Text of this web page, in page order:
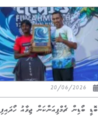
20/06/2026
ބޮޑީ ބޯޑިން ޗެމްޕިއަންކަން ޖިވާއު ހޯދައިފި